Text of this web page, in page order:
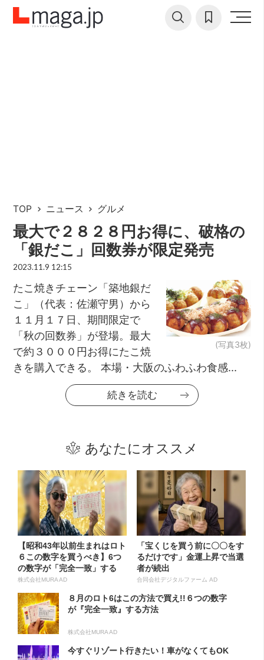
TOP ニュース グルメ
最大で２８２８円お得に、破格の
「銀だこ」回数券が限定発売
2023.11.9 12:15
(写真3枚)
たこ焼きチェーン「築地銀だ
こ」（代表：佐瀬守男）から
１１月１７日、期間限定で
「秋の回数券」が登場。最大
で約３０００円お得にたこ焼
きを購入できる。 本場・大阪のふわふわ食感...
続きを読む
あなたにオススメ
【昭和43年以前生まれはロト
６この数字を買うべき】6つ
の数字が「完全一致」する
方...
株式会社MURA AD
「宝くじを買う前に〇〇をす
るだけです」金運上昇で当選
者が続出
合同会社デジタルファーム AD
８月のロト6はこの方法で買え!!６つの数字
が『完全一致』する方法
株式会社MURA AD
今すぐリゾート行きたい！車がなくてもOK